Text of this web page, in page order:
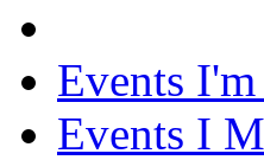
Events
Events I